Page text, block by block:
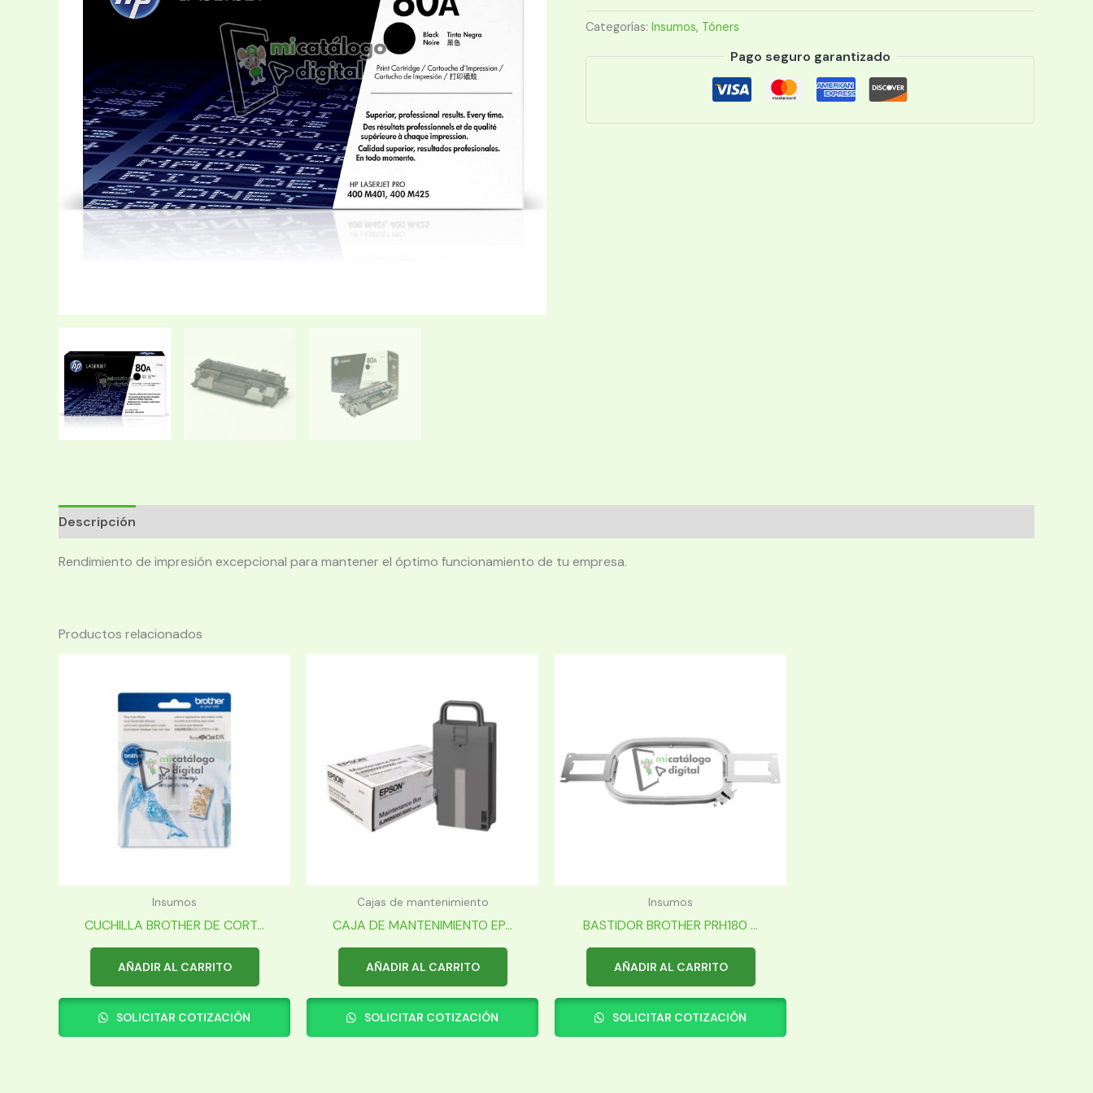
M401DN
Categorías: Insumos, Tóners
Pago seguro garantizado
Descripción
Rendimiento de impresión excepcional para mantener el óptimo funcionamiento de tu empresa.
Productos relacionados
Insumos
CUCHILLA BROTHER DE CORT...
AÑADIR AL CARRITO
SOLICITAR COTIZACIÓN
Cajas de mantenimiento
CAJA DE MANTENIMIENTO EP...
AÑADIR AL CARRITO
SOLICITAR COTIZACIÓN
Insumos
BASTIDOR BROTHER PRH180 ...
AÑADIR AL CARRITO
SOLICITAR COTIZACIÓN